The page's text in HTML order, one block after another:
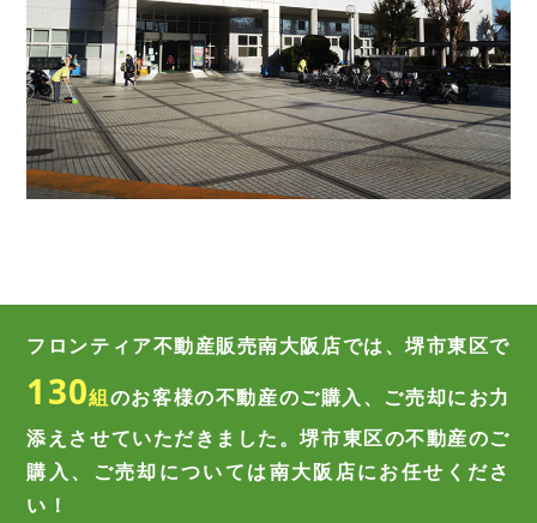
フロンティア不動産販売南大阪店では、堺市東区で
130組のお客様の不動産のご購入、ご売却にお力
添えさせていただきました。堺市東区の不動産のご
購入、ご売却については南大阪店にお任せくださ
い！